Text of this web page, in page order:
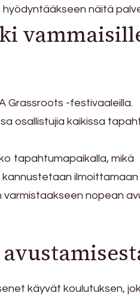
näitä
Grassroots -festivaaleilla.
osallistujia kaikissa
tapahtumapaikalla, mikä
ilmoittamaan
nopean
käyvät koulutuksen,